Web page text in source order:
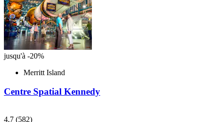
jusqu'à -20%
Merritt Island
Centre Spatial Kennedy
4,7 (582)